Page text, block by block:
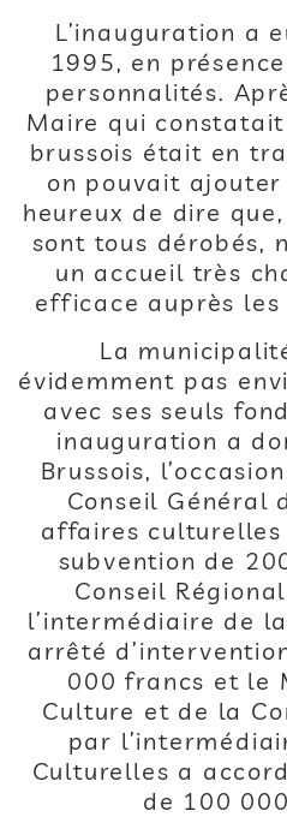
L’inauguration a
1995, en
personnalités.
Maire qui constatait
brussois était en
on pouvait ajouter
heureux de dire
sont tous dérobés,
un accueil très
efficace auprès les
La
évidemment pas
avec ses seuls
inauguration a
Brussois,
Conseil Général
affaires culturelles
subvention de
Conseil
l’intermédiaire de
arrêté
000 francs et le
Culture et de la
par
Culturelles a
de 100